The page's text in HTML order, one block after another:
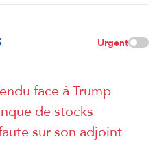
Urgent
face à Trump
de stocks
sur son adjoint